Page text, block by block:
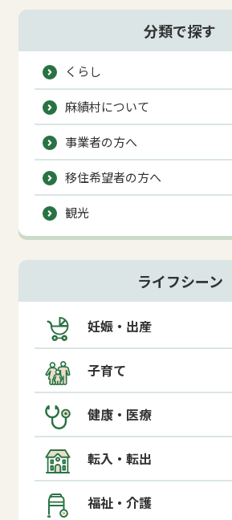
人経験者）採用試験実施について
分類で探す
くらし
麻績村について
事業者の方へ
移住希望者の方へ
観光
ライフシーン
妊娠・出産
子育て
健康・医療
転入・転出
福祉・介護